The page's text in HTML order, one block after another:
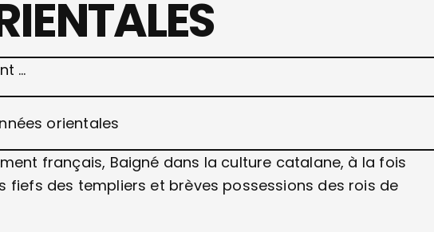
…
français, Baigné dans la culture catalane, à la fois
fiefs des templiers et brèves possessions des rois de